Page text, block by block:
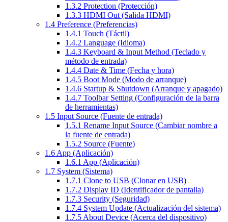
1.3.2 Protection (Protección)
1.3.3 HDMI Out (Salida HDMI)
1.4 Preference (Preferencias)
1.4.1 Touch (Táctil)
1.4.2 Language (Idioma)
1.4.3 Keyboard & Input Method (Teclado y
método de entrada)
1.4.4 Date & Time (Fecha y hora)
1.4.5 Boot Mode (Modo de arranque)
1.4.6 Startup & Shutdown (Arranque y apagado)
1.4.7 Toolbar Setting (Configuración de la barra
de herramientas)
1.5 Input Source (Fuente de entrada)
1.5.1 Rename Input Source (Cambiar nombre a
la fuente de entrada)
1.5.2 Source (Fuente)
1.6 App (Aplicación)
1.6.1 App (Aplicación)
1.7 System (Sistema)
1.7.1 Clone to USB (Clonar en USB)
1.7.2 Display ID (Identificador de pantalla)
1.7.3 Security (Seguridad)
1.7.4 System Update (Actualización del sistema)
1.7.5 About Device (Acerca del dispositivo)